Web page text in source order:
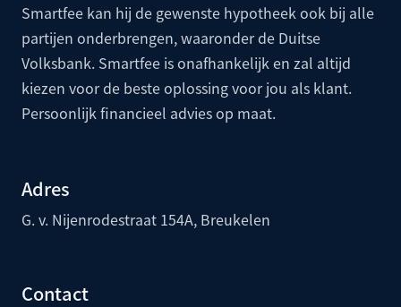
Smartfee kan hij de gewenste hypotheek ook bij alle
partijen onderbrengen, waaronder de Duitse
Volksbank. Smartfee is onafhankelijk en zal altijd
kiezen voor de beste oplossing voor jou als klant.
Persoonlijk financieel advies op maat.
Adres
G. v. Nijenrodestraat 154A, Breukelen
Contact